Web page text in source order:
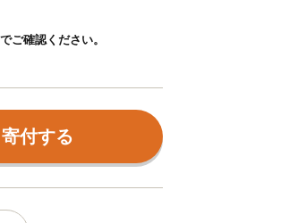
でご確認ください。
寄付する